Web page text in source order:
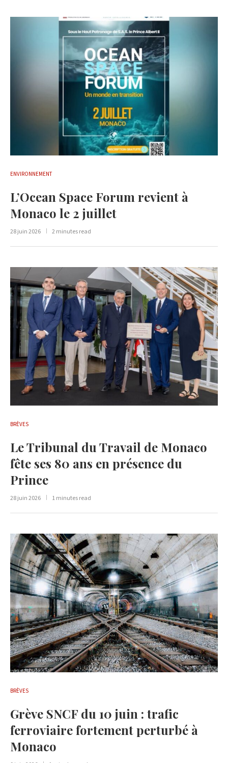
ENVIRONNEMENT
L’Ocean Space Forum revient à
Monaco le 2 juillet
28 juin 2026 2 minutes read
BRÈVES
Le Tribunal du Travail de Monaco
fête ses 80 ans en présence du
Prince
28 juin 2026 1 minutes read
BRÈVES
Grève SNCF du 10 juin : trafic
ferroviaire fortement perturbé à
Monaco